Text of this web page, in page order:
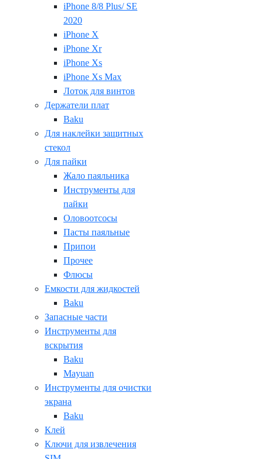
iPhone 8/8 Plus/ SE
2020
iPhone X
iPhone Xr
iPhone Xs
iPhone Xs Max
Лоток для винтов
Держатели плат
Baku
Для наклейки защитных
стекол
Для пайки
Жало паяльника
Инструменты для
пайки
Оловоотсосы
Пасты паяльные
Припои
Прочее
Флюсы
Емкости для жидкостей
Baku
Запасные части
Инструменты для
вскрытия
Baku
Mayuan
Инструменты для очистки
экрана
Baku
Клей
Ключи для извлечения